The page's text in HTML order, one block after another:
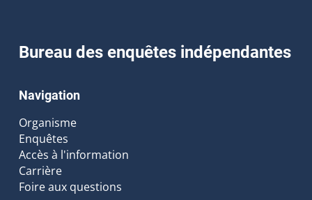
Bureau des enquêtes indépendantes
Navigation
Organisme
Enquêtes
Accès à l'information
Carrière
Foire aux questions